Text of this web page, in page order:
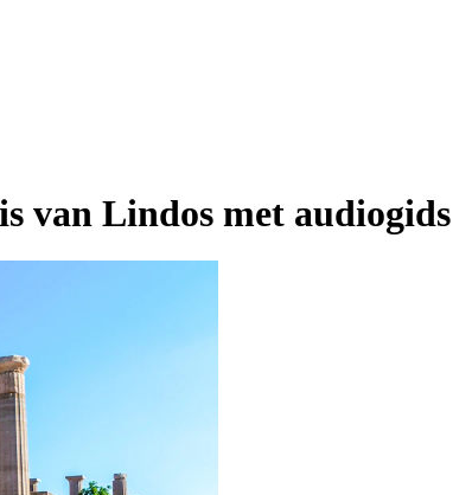
van Lindos met audiogids